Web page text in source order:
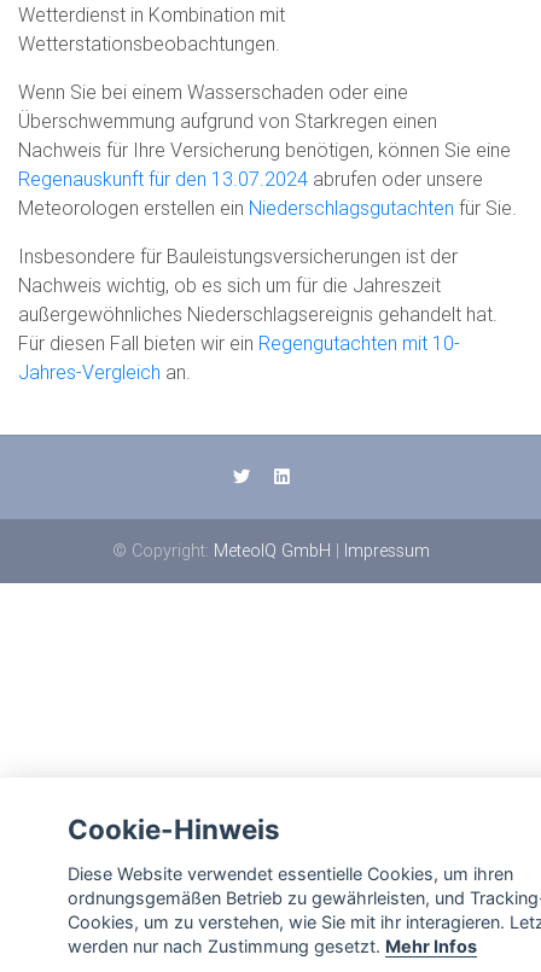
Wetterdienst in Kombination mit
Wetterstationsbeobachtungen.
Wenn Sie bei einem Wasserschaden oder eine
Überschwemmung aufgrund von Starkregen einen
Nachweis für Ihre Versicherung benötigen, können Sie eine
Regenauskunft für den 13.07.2024 abrufen oder unsere
Meteorologen erstellen ein Niederschlagsgutachten für Sie.
Insbesondere für Bauleistungsversicherungen ist der
Nachweis wichtig, ob es sich um für die Jahreszeit
außergewöhnliches Niederschlagsereignis gehandelt hat.
Für diesen Fall bieten wir ein Regengutachten mit 10-
Jahres-Vergleich an.
© Copyright: MeteoIQ GmbH | Impressum
Cookie-Hinweis
Diese Website verwendet essentielle Cookies, um ihren
ordnungsgemäßen Betrieb zu gewährleisten, und
Cookies, um zu verstehen, wie Sie mit ihr interagieren.
werden nur nach Zustimmung gesetzt. Mehr Infos